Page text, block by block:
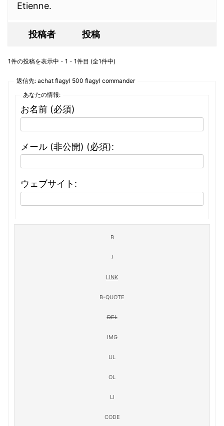
Etienne.
投稿者 投稿
1件の投稿を表示中 - 1 - 1件目 (全1件中)
返信先: achat flagyl 500 flagyl commander
あなたの情報:
お名前 (必須)
メール (非公開) (必須):
ウェブサイト: